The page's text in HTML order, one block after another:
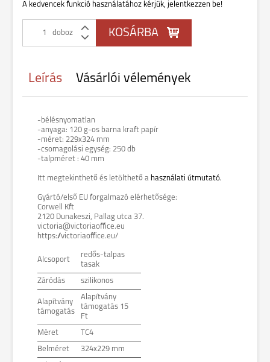
A kedvencek funkció használatához kérjük, jelentkezzen be!
doboz
Leírás Vásárlói vélemények
-bélésnyomatlan
-anyaga: 120 g-os barna kraft papír
-méret: 229x324 mm
-csomagolási egység: 250 db
-talpméret : 40 mm
Itt megtekinthető és letölthető a használati útmutató.
Gyártó/első EU forgalmazó elérhetősége:
Corwell Kft
2120 Dunakeszi, Pallag utca 37.
victoria@victoriaoffice.eu
https://victoriaoffice.eu/
Alcsoport
redős-talpas
tasak
Záródás szilikonos
Alapítvány
támogatás
Alapítvány
támogatás 15
Ft
Méret TC4
Belméret 324x229 mm